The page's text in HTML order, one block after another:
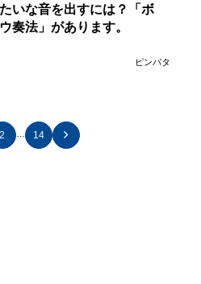
いな音を出すには？「ボ
奏法」があります。
ピンバタ
2 … 14